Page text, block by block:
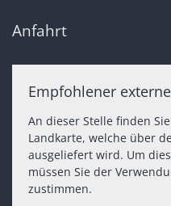
Anfahrt
Empfohlener
An dieser Stelle finden
Landkarte, welche über
ausgeliefert wird. Um
müssen Sie der
zustimmen.